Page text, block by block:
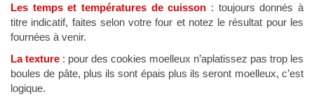
Les temps et températures de cuisson : toujours donnés à
titre indicatif, faites selon votre four et notez le résultat pour les
fournées à venir.
La texture : pour des cookies moelleux n’aplatissez pas trop les
boules de pâte, plus ils sont épais plus ils seront moelleux, c’est
logique.